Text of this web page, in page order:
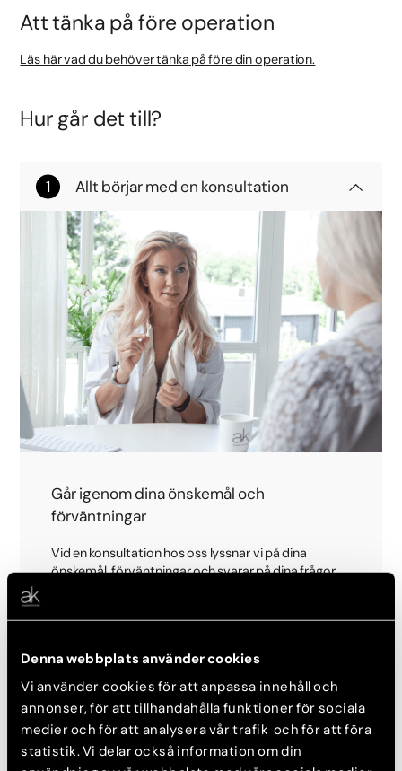
Denna webbplats använder cookies
Vi använder cookies för att anpassa innehåll och
annonser, för att tillhandahålla funktioner för sociala
medier och för att analysera vår trafik och för att föra
statistik. Vi delar också information om din
Att tänka på före operation
Läs här vad du behöver tänka på före din operation.
Hur går det till?
Allt börjar med en konsultation
Går igenom dina önskemål och
förväntningar
Vid en konsultation hos oss lyssnar vi på dina
önskemål, förväntningar och svarar på dina frågor.
önskat resultat.
Du får även veta hur många trådar som kan tänkas
du väljer att behandlas. I de flesta fall kan du
behandlas redan vid konsultationstillfället om du
önskar.
Du får också fylla i ett frågeformulär om ditt